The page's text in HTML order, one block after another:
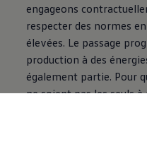
engageons
respecter des normes
élevées. Le passage
production à des
également partie. Pour
ne soient pas les seuls